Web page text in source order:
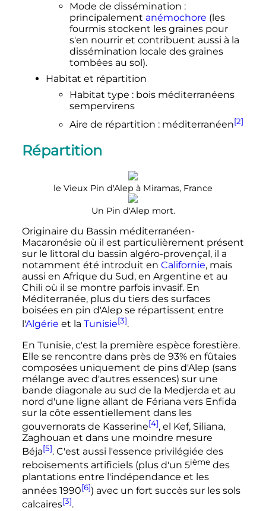
Mode de dissémination :
principalement anémochore (les
fourmis stockent les graines pour
s'en nourrir et contribuent aussi à la
dissémination locale des graines
tombées au sol).
Habitat et répartition
Habitat type : bois méditerranéens
sempervirens
Aire de répartition : méditerranéen[2]
Répartition
le Vieux Pin d'Alep à Miramas, France
Un Pin d'Alep mort.
Originaire du Bassin méditerranéen-
Macaronésie où il est particulièrement présent
sur le littoral du bassin algéro-provençal, il a
notamment été introduit en Californie, mais
aussi en Afrique du Sud, en Argentine et au
Chili où il se montre parfois invasif. En
Méditerranée, plus du tiers des surfaces
boisées en pin d'Alep se répartissent entre
l'Algérie et la Tunisie[3].
En Tunisie, c'est la première espèce forestière.
Elle se rencontre dans près de 93% en fûtaies
composées uniquement de pins d'Alep (sans
mélange avec d'autres essences) sur une
bande diagonale au sud de la Medjerda et au
nord d'une ligne allant de Fériana vers Enfida
sur la côte essentiellement dans les
gouvernorats de Kasserine[4], el Kef, Siliana,
Zaghouan et dans une moindre mesure
Béja[5]. C'est aussi l'essence privilégiée des
reboisements artificiels (plus d'un 5ièmedes
plantations entre l'indépendance et les
années 1990[6]) avec un fort succès sur les sols
calcaires[3].